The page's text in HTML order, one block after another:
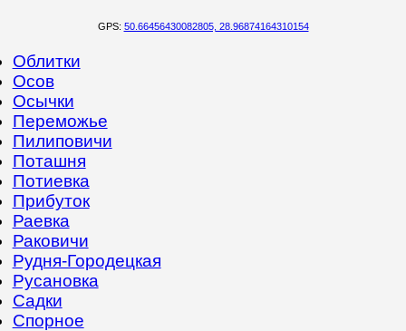
GPS: 50.66456430082805, 28.96874164310154
Облитки
Осов
Осычки
Переможье
Пилиповичи
Поташня
Потиевка
Прибуток
Раевка
Раковичи
Рудня-Городецкая
Русановка
Садки
Спорное